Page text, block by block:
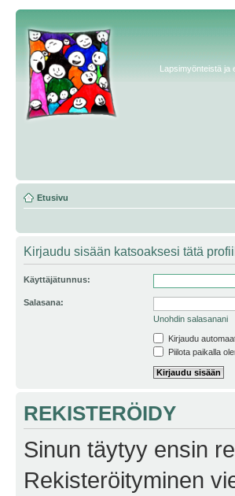
Lapsimyönteistä ja
Etusivu
Kirjaudu sisään katsoaksesi tätä
Käyttäjätunnus:
Salasana:
Unohdin salasanani
Kirjaudu
Piilota paikalla
REKISTERÖIDY
Sinun täytyy ensin
Rekisteröityminen